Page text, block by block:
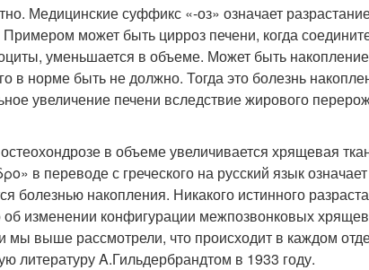
Медицинские суффикс «-оз» означает
может быть цирроз печени, когда
уменьшается в объеме. Может быть накопление
в норме быть не должно. Тогда это болезнь
увеличение печени вследствие жирового
в объеме увеличивается хрящевая
в переводе с греческого на русский язык
болезнью накопления. Никакого истинного
об изменении конфигурации межпозвонковых
мы выше рассмотрели, что происходит в каждом
литературу A.Гильдербрандтом в 1933 году.